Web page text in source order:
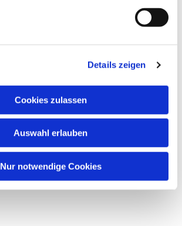
Details zeigen
Cookies zulassen
Auswahl erlauben
Nur notwendige Cookies